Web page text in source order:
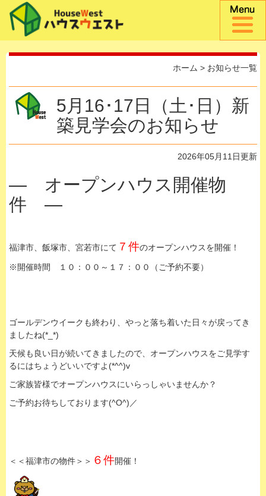
ホーム > お知らせ一覧
5月16･17日（土･日）新
築見学会のお知らせ
2026年05月11日更新
— オープンハウス開催物
件 —
福津市、飯塚市、宮若市にて ７件のオープンハウスを開催！
※開催時間 １０：００～１７：００（ご予約不要）
ゴールデンウイークも終わり、やっと落ち着いた日々が戻ってき
ましたね(*_*)
天候も良い日が続いてきましたので、オープンハウスをご見学す
るにはちょうどいいですよ(*^^)v
ご家族皆様でオープンハウスにいらっしゃいませんか？
ご予約お待ちしております(^O^)／
＜＜福津市の物件＞＞ ６件開催！